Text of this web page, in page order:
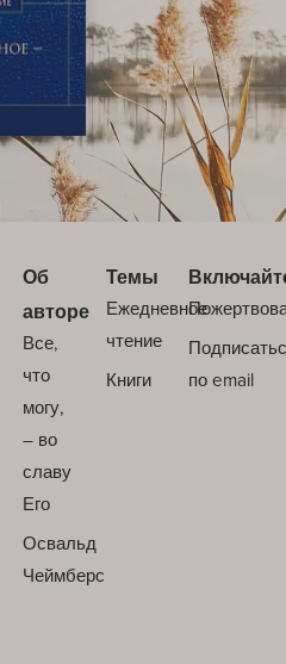
Об
авторе
Все,
что
могу,
– во
славу
Его
Освальд
Чеймберс
Темы
Ежедневное
чтение
Книги
по email